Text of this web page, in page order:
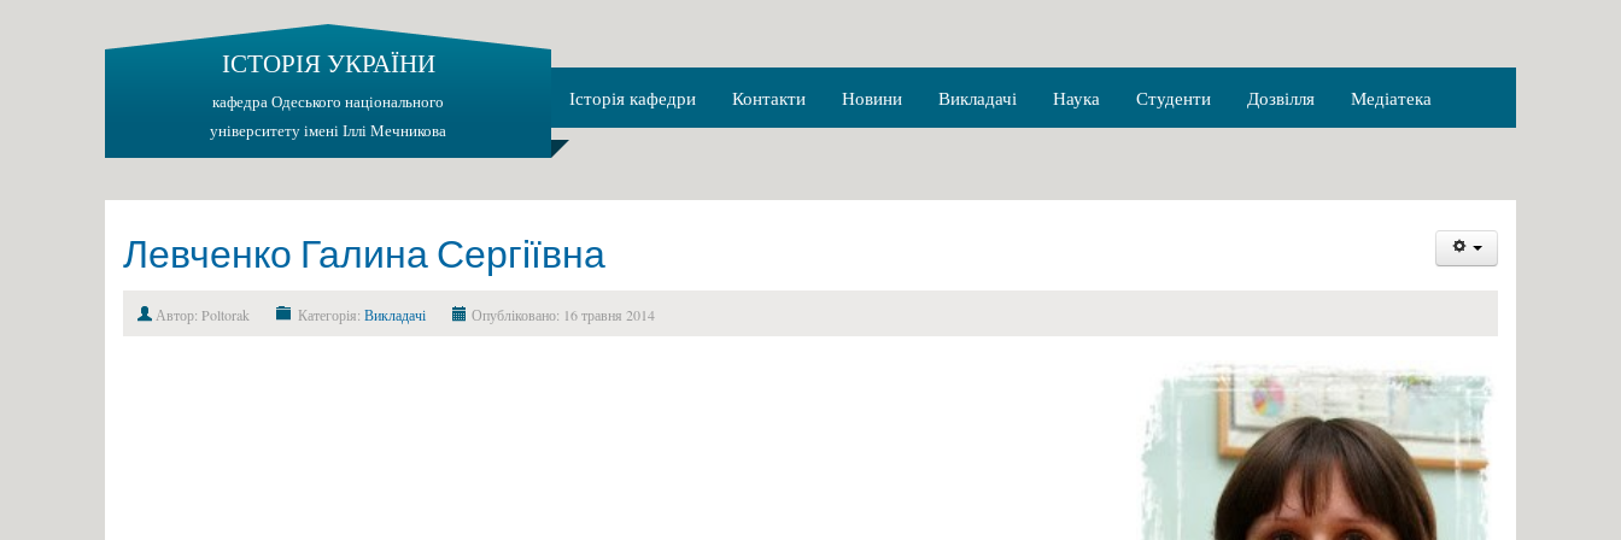
ІСТОРІЯ УКРАЇНИ
кафедра Одеського національного
університету імені Іллі Мечникова
Історія кафедри Контакти Новини Викладачі Наука Студенти Дозвілля Медіатека
Левченко Галина Сергіївна
Автор: Poltorak Категорія: Викладачі Опубліковано: 16 травня 2014